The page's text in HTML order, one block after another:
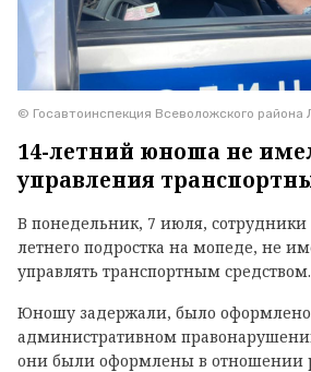
© Госавтоинспекция Всеволожского района
14-летний юноша не
управления
В понедельник, 7 июля,
летнего подростка на мопеде, не
управлять транспортным средством.
Юношу задержали, было оформлено
административном
они были оформлены в отношении